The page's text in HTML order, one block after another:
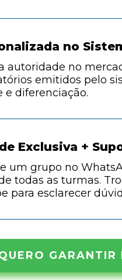
no
autoridade no
emitidos pelo
e diferenciação.
Exclusiva +
um grupo no
todas as turmas.
para esclarecer